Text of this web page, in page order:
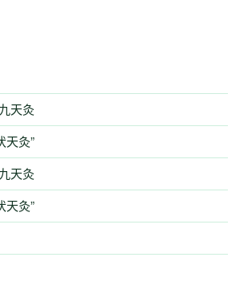
天灸
天灸”
天灸
天灸”